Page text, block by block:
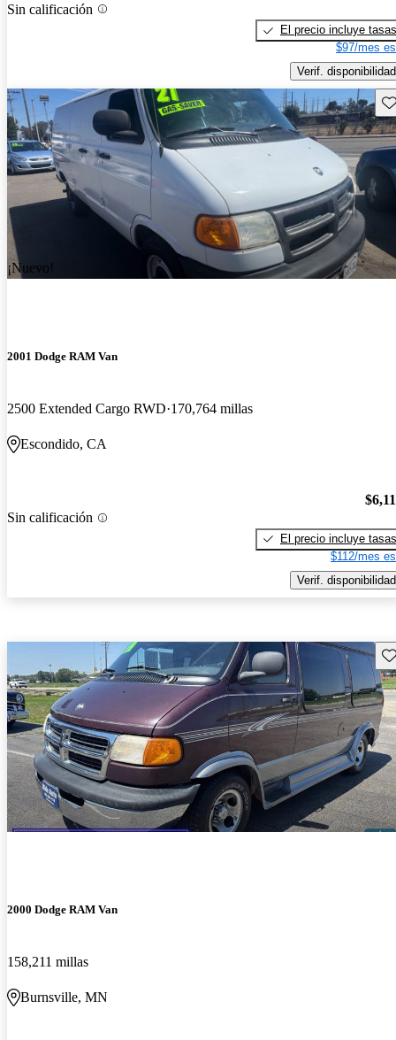
Sin calificación
El precio incluye tasas
$97/mes
Verif. disponibilidad
¡Nuevo!
2001 Dodge RAM Van
2500 Extended Cargo RWD 170,764 millas
Escondido, CA
Sin calificación
El precio incluye tasas
$112/mes
Verif. disponibilidad
2000 Dodge RAM Van
158,211 millas
Burnsville, MN